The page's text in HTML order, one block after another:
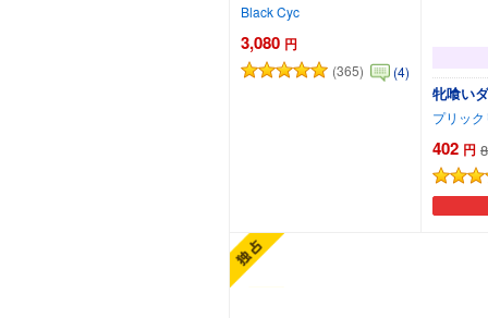
Black Cyc
3,080 円
(365) (4)
牝喰い
プリッ
402 円